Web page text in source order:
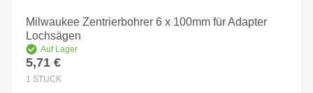
Milwaukee Zentrierbohrer 6 x 100mm für Adapter
Lochsägen
Auf Lager
Regulärer Preis:
5,71 €
1 STÜCK